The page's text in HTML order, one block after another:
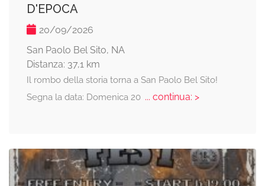
D'EPOCA
20/09/2026
San Paolo Bel Sito, NA
Distanza: 37,1 km
Il rombo della storia torna a San Paolo Bel Sito!
Segna la data: Domenica 20... continua: >